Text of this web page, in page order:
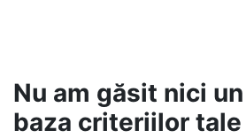
Nu am găsit nici
baza criteriilor